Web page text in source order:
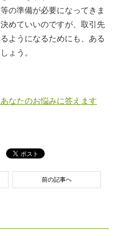
の準備が必要になってきま
めていいのですが、取引先
ようになるためにも、ある
ょう。
なたのお悩みに答えます
前の記事へ